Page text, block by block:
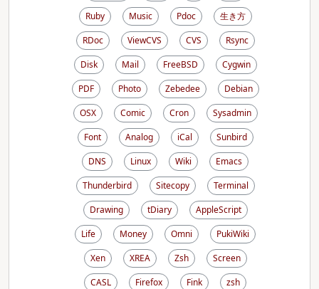
Ruby
Music Pdoc
生き方
RDoc
ViewCVS CVS
Rsync
Disk
Mail FreeBSD
Cygwin
PDF
Photo Zebedee
Debian
OSX
Comic Cron
Sysadmin
Font
Analog iCal
Sunbird
DNS
Linux Wiki
Emacs
Thunderbird
Sitecopy
Terminal
Drawing
tDiary
AppleScript
Life
Money Omni
PukiWiki
Xen
XREA Zsh
Screen
CASL
Firefox Fink
zsh